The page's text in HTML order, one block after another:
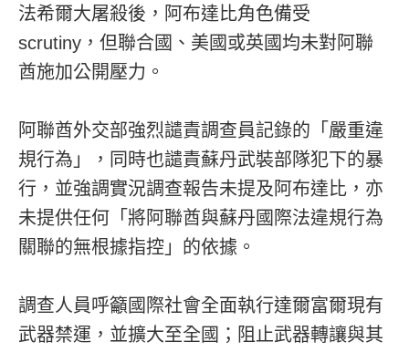
法希爾大屠殺後，阿布達比角色備受
scrutiny，但聯合國、美國或英國均未對阿聯
酋施加公開壓力。
阿聯酋外交部強烈譴責調查員記錄的「嚴重違
規行為」，同時也譴責蘇丹武裝部隊犯下的暴
行，並強調實況調查報告未提及阿布達比，亦
未提供任何「將阿聯酋與蘇丹國際法違規行為
關聯的無根據指控」的依據。
調查人員呼籲國際社會全面執行達爾富爾現有
武器禁運，並擴大至全國；阻止武器轉讓與其